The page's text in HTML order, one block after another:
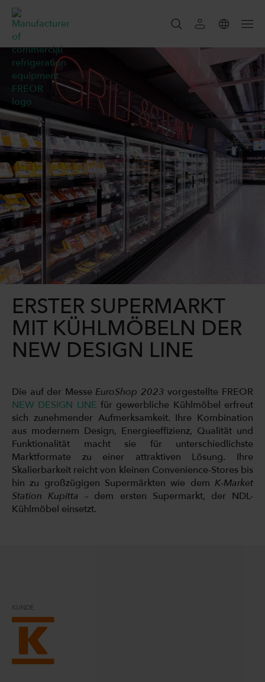
SUCHEN
SEARCH
ERSTER SUPERMARKT
MIT KÜHLMÖBELN DER
NEW DESIGN LINE
Die auf der Messe EuroShop 2023 vorgestellte FREOR
NEW DESIGN LINE für gewerbliche Kühlmöbel erfreut
sich zunehmender Aufmerksamkeit. Ihre Kombination
aus modernem Design, Energieeffizienz, Qualität und
Funktionalität macht sie für unterschiedlichste
Marktformate zu einer attraktiven Lösung. Ihre
Skalierbarkeit reicht von kleinen Convenience-Stores bis
hin zu großzügigen Supermärkten wie dem K-Market
Station Kupitta – dem ersten Supermarkt, der NDL-
Kühlmöbel einsetzt.
KUNDE